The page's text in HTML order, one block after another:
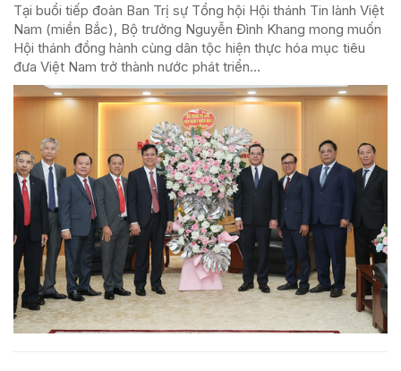
Tại buổi tiếp đoàn Ban Trị sự Tổng hội Hội thánh Tin lành Việt
Nam (miền Bắc), Bộ trưởng Nguyễn Đình Khang mong muốn
Hội thánh đồng hành cùng dân tộc hiện thực hóa mục tiêu
đưa Việt Nam trở thành nước phát triển...